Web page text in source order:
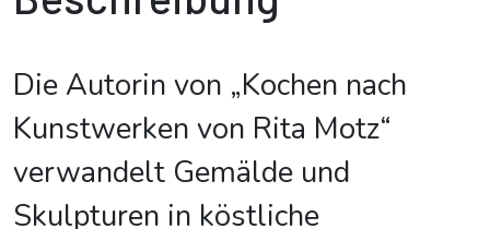
Die Autorin von „Kochen nach
Kunstwerken von Rita Motz“
verwandelt Gemälde und
Skulpturen in köstliche